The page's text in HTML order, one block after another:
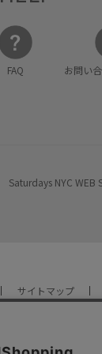
FAQ お問い
Saturdays NYC WEB
サイトマップ